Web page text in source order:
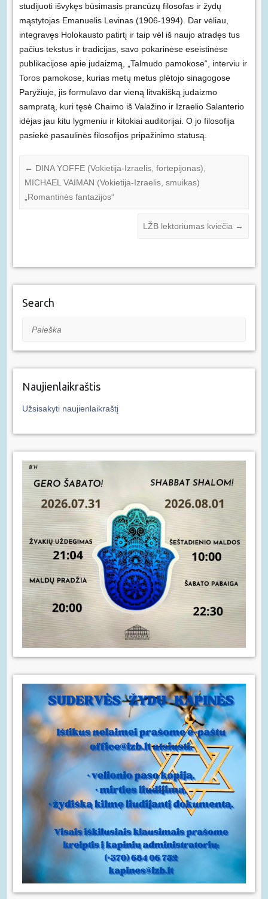
studijuoti išvykęs būsimasis prancūzų filosofas ir žydų
mąstytojas Emanuelis Levinas (1906-1994). Dar vėliau,
integravęs Holokausto patirtį ir taip vėl iš naujo atradęs tus
pačius tekstus ir tradicijas, savo pokarinėse eseistinėse
publikacijose apie judaizmą, „Talmudo pamokose“, interviu ir
Toros pamokose, kurias metų metus plėtojo sinagogose
Paryžiuje, jis formulavo dar vieną litvakišką judaizmo
sampratą, kuri tęsė Chaimo iš Valažino ir Izraelio Salanterio
idėjas jau kitu lygmeniu ir kitokiai auditorijai. O jo filosofija
pasiekė pasaulinės filosofijos pripažinimo statusą.
← DINA YOFFE (Vokietija-Izraelis, fortepijonas),
MICHAEL VAIMAN (Vokietija-Izraelis, smuikas)
„Romantinės fantazijos“
LŽB lektoriumas kviečia →
Search
Paieška
Naujienlaikraštis
Užsisakyti naujienlaikraštį